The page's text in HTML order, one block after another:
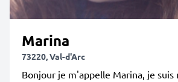
Marina
73220, Val-d'Arc
Bonjour je m'appelle Marina, je